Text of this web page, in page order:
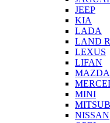
JEEP
KIA
LADA
LAND
LEXUS
LIFAN
MAZDA
MINI
NISSAN